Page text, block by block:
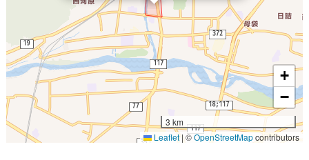
+
−
3 km
Leaflet | ©OpenStreetMapcontributors